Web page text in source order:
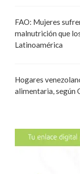
FAO: Mujeres
malnutrición que
Latinoamérica
Hogares
alimentaria, según